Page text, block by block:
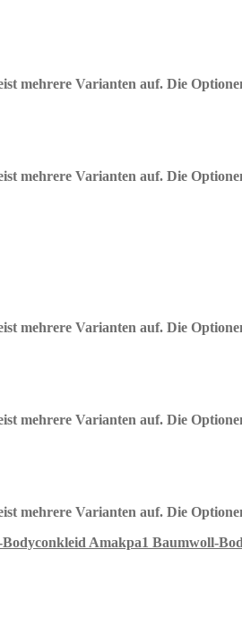
mehrere Varianten auf. Die
mehrere Varianten auf. Die
mehrere Varianten auf. Die
mehrere Varianten auf. Die
mehrere Varianten auf. Die
Baumwoll-